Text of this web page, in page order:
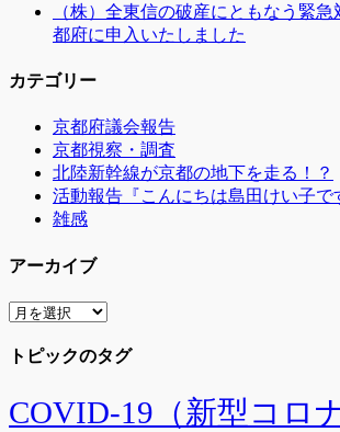
（株）全東信の破産にともなう緊
都府に申入いたしました
カテゴリー
京都府議会報告
京都視察・調査
北陸新幹線が京都の地下を走る！？
活動報告『こんにちは島田けい子で
雑感
アーカイブ
ア
カ
ブ
トピックのタグ
COVID-19（新型コロ